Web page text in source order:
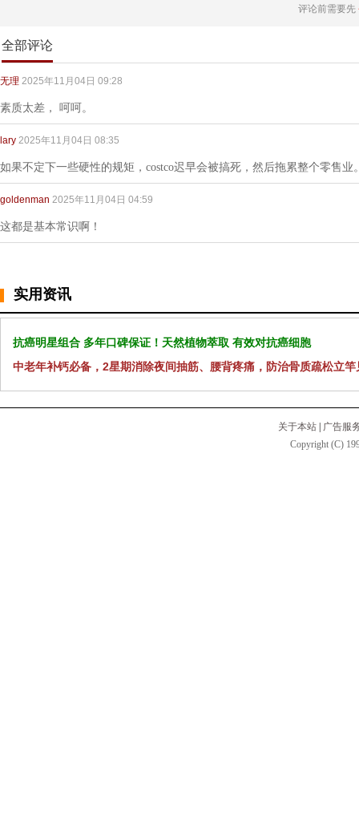
评论前需要先
全部评论
无理 2025年11月04日 09:28
素质太差， 呵呵。
lary 2025年11月04日 08:35
如果不定下一些硬性的规矩，costco迟早会被搞死，然后拖累整个零售业
goldenman 2025年11月04日 04:59
这都是基本常识啊！
实用资讯
抗癌明星组合 多年口碑保证！天然植物萃取 有效对抗癌细胞
中老年补钙必备，2星期消除夜间抽筋、腰背疼痛，防治骨质疏松立竿
关于本站
广告服
Copyright (C)